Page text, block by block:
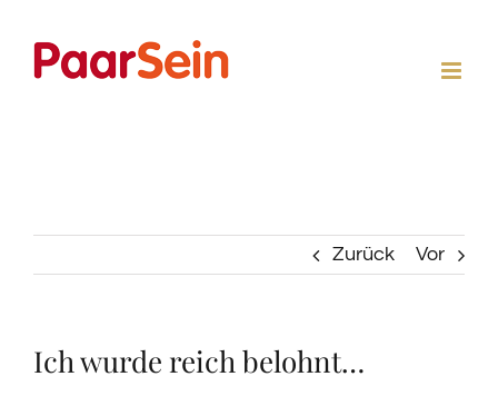
Inhalt
Zurück Vor
Ich wurde reich belohnt…